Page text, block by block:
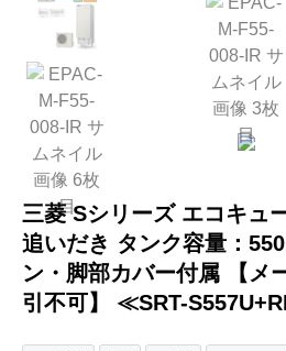
三菱 Sシリーズ エコキュ
追いだき タンク容量：
ン・脚部カバー付属 【メ
引不可】 ≪SRT-